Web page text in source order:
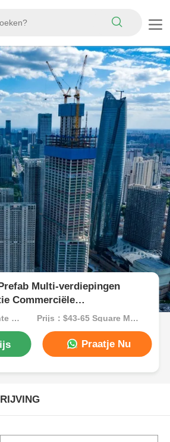
Multi-verdiepingen
Commerciële
MOQ：2000 vierkante Meters Prijs：$43-65 Square Meters
Praatje Nu